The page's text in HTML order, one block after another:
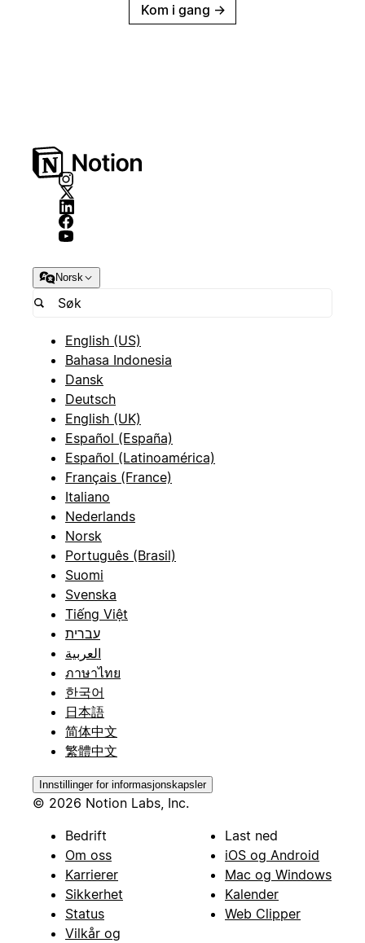
Kom i gang →
Norsk
English (US)
Bahasa Indonesia
Dansk
Deutsch
English (UK)
Español (España)
Español (Latinoamérica)
Français (France)
Italiano
Nederlands
Norsk
Português (Brasil)
Suomi
Svenska
Tiếng Việt
עברית
العربية
ภาษาไทย
한국어
日本語
简体中文
繁體中文
Innstillinger for informasjonskapsler
© 2026 Notion Labs, Inc.
Bedrift
Om oss
Karrierer
Sikkerhet
Status
Vilkår og
Last ned
iOS og Android
Mac og Windows
Kalender
Web Clipper